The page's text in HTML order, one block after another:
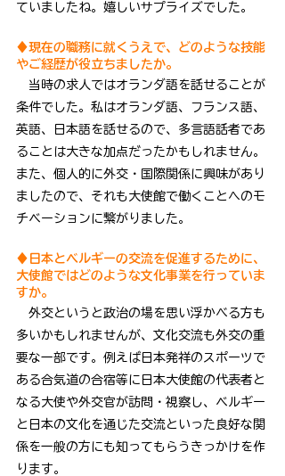
ていましたね。嬉しいサプライズでした。
♦現在の職務に就くうえで、どのような技能
やご経歴が役立ちましたか。
当時の求人ではオランダ語を話せることが
条件でした。私はオランダ語、フランス語、
英語、日本語を話せるので、多言語話者であ
ることは大きな加点だったかもしれません。
また、個人的に外交・国際関係に興味があり
ましたので、それも大使館で働くことへのモ
チベーションに繋がりました。
♦⽇本とベルギーの交流を促進するために、
⼤使館ではどのような⽂化事業を⾏っていま
すか。
外交というと政治の場を思い浮かべる方も
多いかもしれませんが、文化交流も外交の重
要な一部です。例えば日本発祥のスポーツで
ある合気道の合宿等に日本大使館の代表者と
なる大使や外交官が訪問・視察し、ベルギー
と日本の文化を通じた交流といった良好な関
係を一般の方にも知ってもらうきっかけを作
ります。